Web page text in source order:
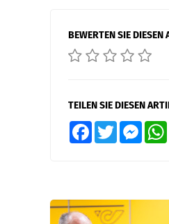
BEWERTEN SIE DIESEN
TEILEN SIE DIESEN
FacebookTwitter